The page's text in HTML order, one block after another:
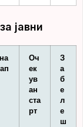
јавни
Оч
ек
ув
ан
ста
рт
З
а
б
е
л
е
ш